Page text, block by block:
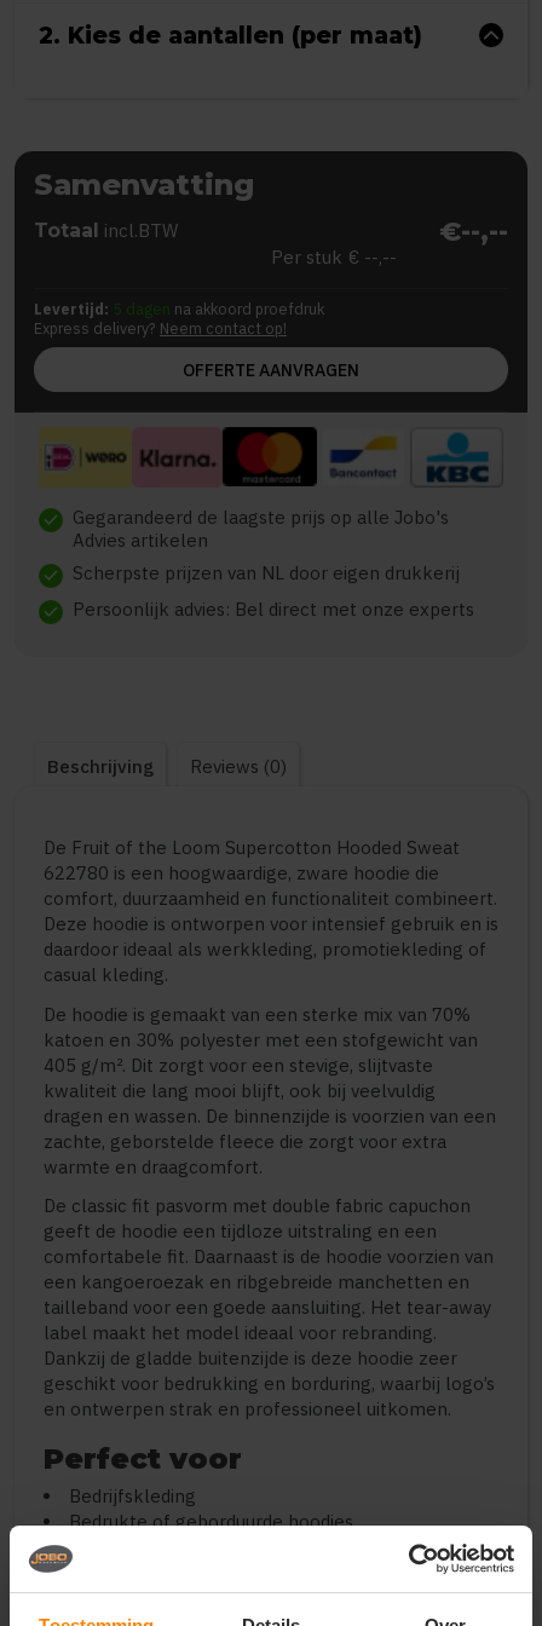
2. Kies de aantallen (per maat)
Samenvatting
Totaal incl.BTW €--,--
Per stuk € --,--
Levertijd: 5 dagen na akkoord proefdruk
Express delivery? Neem contact op!
OFFERTE AANVRAGEN
check Gegarandeerd de laagste prijs op alle Jobo's
Advies artikelen
check Scherpste prijzen van NL door eigen drukkerij
check Persoonlijk advies: Bel direct met onze experts
Beschrijving Reviews (0)
De Fruit of the Loom Supercotton Hooded Sweat
622780 is een hoogwaardige, zware hoodie die
comfort, duurzaamheid en functionaliteit combineert.
Deze hoodie is ontworpen voor intensief gebruik en is
daardoor ideaal als werkkleding, promotiekleding of
casual kleding.
De hoodie is gemaakt van een sterke mix van 70%
katoen en 30% polyester met een stofgewicht van
405 g/m². Dit zorgt voor een stevige, slijtvaste
kwaliteit die lang mooi blijft, ook bij veelvuldig
dragen en wassen. De binnenzijde is voorzien van een
zachte, geborstelde fleece die zorgt voor extra
warmte en draagcomfort.
De classic fit pasvorm met double fabric capuchon
geeft de hoodie een tijdloze uitstraling en een
comfortabele fit. Daarnaast is de hoodie voorzien van
een kangoeroezak en ribgebreide manchetten en
tailleband voor een goede aansluiting. Het tear-away
label maakt het model ideaal voor rebranding.
Dankzij de gladde buitenzijde is deze hoodie zeer
geschikt voor bedrukking en borduring, waarbij logo’s
en ontwerpen strak en professioneel uitkomen.
Perfect voor
Bedrijfskleding
Bedrukte of geborduurde hoodies
Teams en verenigingen
Werk- en vrijetijdskleding